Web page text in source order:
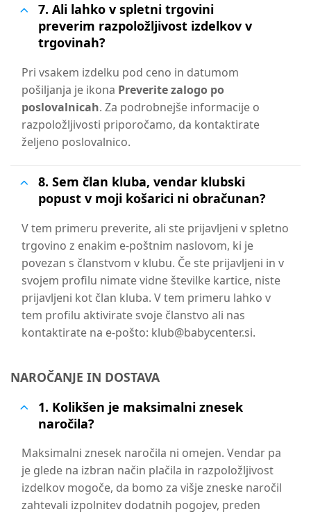
7. Ali lahko v spletni trgovini
preverim razpoložljivost izdelkov v
trgovinah?
Pri vsakem izdelku pod ceno in datumom
pošiljanja je ikona Preverite zalogo po
poslovalnicah. Za podrobnejše informacije o
razpoložljivosti priporočamo, da kontaktirate
željeno poslovalnico.
8. Sem član kluba, vendar klubski
popust v moji košarici ni obračunan?
V tem primeru preverite, ali ste prijavljeni v spletno
trgovino z enakim e-poštnim naslovom, ki je
povezan s članstvom v klubu. Če ste prijavljeni in v
svojem profilu nimate vidne številke kartice, niste
prijavljeni kot član kluba. V tem primeru lahko v
tem profilu aktivirate svoje članstvo ali nas
kontaktirate na e-pošto: klub@babycenter.si.
NAROČANJE IN DOSTAVA
1. Kolikšen je maksimalni znesek
naročila?
Maksimalni znesek naročila ni omejen. Vendar pa
je glede na izbran način plačila in razpoložljivost
izdelkov mogoče, da bomo za višje zneske naročil
zahtevali izpolnitev dodatnih pogojev, preden